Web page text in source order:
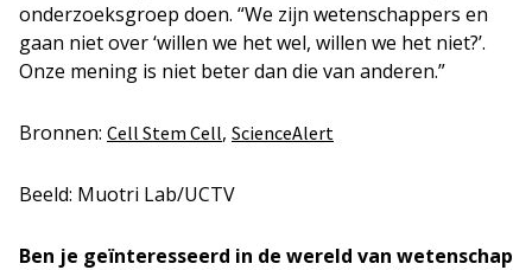
onderzoeksgroep doen. “We zijn wetenschappers en
gaan niet over ‘willen we het wel, willen we het niet?’.
Onze mening is niet beter dan die van anderen.”
Bronnen: Cell Stem Cell, ScienceAlert
Beeld: Muotri Lab/UCTV
Ben je geïnteresseerd in de wereld van wetenschap